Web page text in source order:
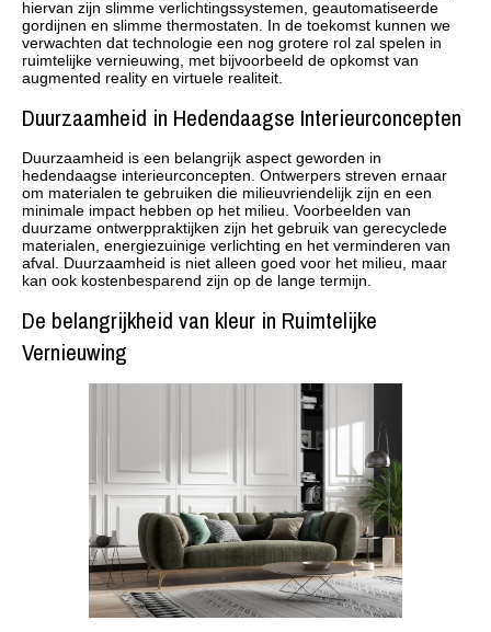
hiervan zijn slimme verlichtingssystemen, geautomatiseerde
gordijnen en slimme thermostaten. In de toekomst kunnen we
verwachten dat technologie een nog grotere rol zal spelen in
ruimtelijke vernieuwing, met bijvoorbeeld de opkomst van
augmented reality en virtuele realiteit.
Duurzaamheid in Hedendaagse Interieurconcepten
Duurzaamheid is een belangrijk aspect geworden in
hedendaagse interieurconcepten. Ontwerpers streven ernaar
om materialen te gebruiken die milieuvriendelijk zijn en een
minimale impact hebben op het milieu. Voorbeelden van
duurzame ontwerppraktijken zijn het gebruik van gerecyclede
materialen, energiezuinige verlichting en het verminderen van
afval. Duurzaamheid is niet alleen goed voor het milieu, maar
kan ook kostenbesparend zijn op de lange termijn.
De belangrijkheid van kleur in Ruimtelijke
Vernieuwing